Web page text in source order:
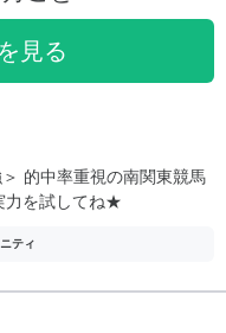
見る
的中率重視の南関東競馬
力を試してね★
ティ